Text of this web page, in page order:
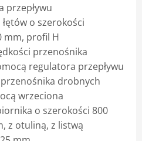
przepływu
o szerokości
mm, profil H
przenośnika
regulatora przepływu
drobnych
wrzeciona
o szerokości 800
z otuliną, z listwą